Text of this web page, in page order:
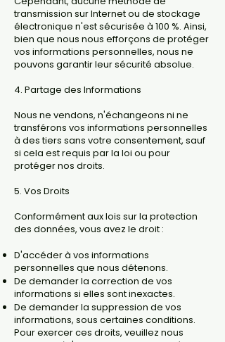
transmission sur Internet ou de stockage
électronique n'est sécurisée à 100 %. Ainsi,
bien que nous nous efforçons de protéger
vos informations personnelles, nous ne
pouvons garantir leur sécurité absolue.
4. Partage des Informations
Nous ne vendons, n'échangeons ni ne
transférons vos informations personnelles
à des tiers sans votre consentement, sauf
si cela est requis par la loi ou pour
protéger nos droits.
5. Vos Droits
Conformément aux lois sur la protection
des données, vous avez le droit :
D'accéder à vos informations
personnelles que nous détenons.
De demander la correction de vos
informations si elles sont inexactes.
De demander la suppression de vos
informations, sous certaines conditions.
Pour exercer ces droits, veuillez nous